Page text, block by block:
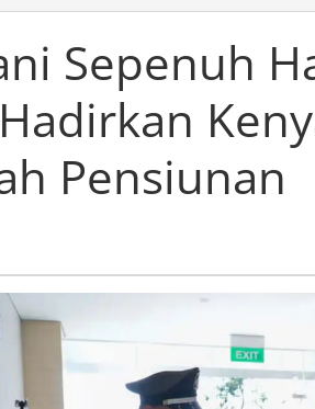
Sepenuh
Security
BRI
BO
Otista
Hadirkan
Kenyamanan
Sepenuh
Pensiunan